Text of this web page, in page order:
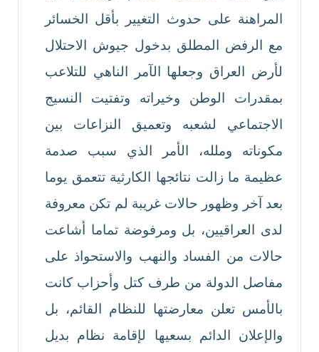
المراهنة على حدوث التغيير بأقل الخسائر
مع الرفض المطلق بدخول جيوش الاحتلال
لأرض العراق وجعلها الآمر الناهي للتلاعب
بمقدرات الوطن وخيراته وتفتيت النسيج
الاجتماعي لشعبه وتعميق النزاعات بين
مكوناته وملله، الأمر الذي سبب صدمة
عظيمة ما زالت نتائجها الكارثية تتعمق يوما
بعد آخر وظهور حالات غريبة لم تكن معروفة
لدى العراقيين، بل ومرفوضة تماما أشاعت
حالات من الفساد والنهب والاستحواذ على
مفاصل الدولة من طرف كتل وأحزاب كانت
بالأمس تعلن معارضتها للنظام القائم، بل
والإعلان الدائم بسعيها لإقامة نظام بديل